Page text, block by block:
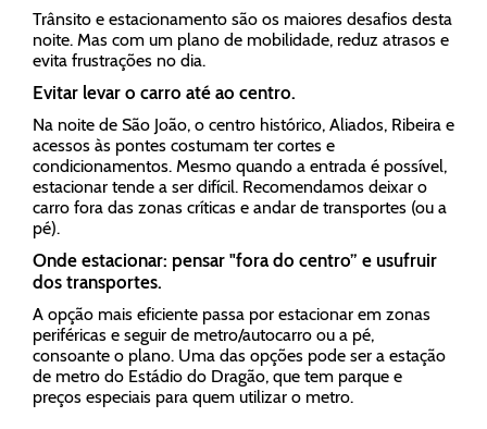
Trânsito e estacionamento são os maiores desafios desta
noite. Mas com um plano de mobilidade, reduz atrasos e
evita frustrações no dia.
Evitar levar o carro até ao centro.
Na noite de São João, o centro histórico, Aliados, Ribeira e
acessos às pontes costumam ter cortes e
condicionamentos. Mesmo quando a entrada é possível,
estacionar tende a ser difícil. Recomendamos deixar o
carro fora das zonas críticas e andar de transportes (ou a
pé).
Onde estacionar: pensar "fora do centro” e usufruir
dos transportes.
A opção mais eficiente passa por estacionar em zonas
periféricas e seguir de metro/autocarro ou a pé,
consoante o plano. Uma das opções pode ser a estação
de metro do Estádio do Dragão, que tem parque e
preços especiais para quem utilizar o metro.